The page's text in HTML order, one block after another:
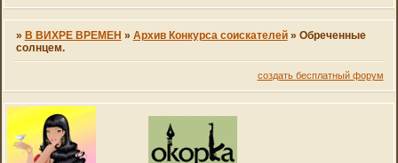
» В ВИХРЕ ВРЕМЕН » Архив Конкурса соискателей » Обреченные
солнцем.
создать бесплатный форум